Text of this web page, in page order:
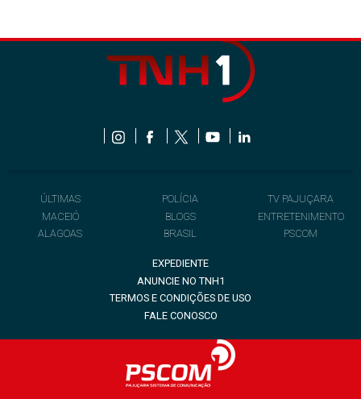
ÚLTIMAS
MACEIÓ
ALAGOAS
POLÍCIA
BLOGS
BRASIL
TV PAJUÇARA
ENTRETENIMENTO
PSCOM
EXPEDIENTE
ANUNCIE NO TNH1
TERMOS E CONDIÇÕES DE USO
FALE CONOSCO